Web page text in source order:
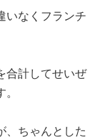
いなくフランチ
合計してせいぜ
、ちゃんとした